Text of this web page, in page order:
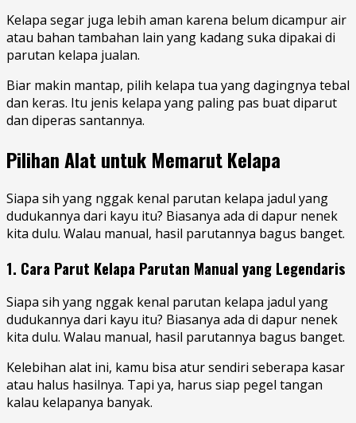
Kelapa segar juga lebih aman karena belum dicampur air
atau bahan tambahan lain yang kadang suka dipakai di
parutan kelapa jualan.
Biar makin mantap, pilih kelapa tua yang dagingnya tebal
dan keras. Itu jenis kelapa yang paling pas buat diparut
dan diperas santannya.
Pilihan Alat untuk Memarut Kelapa
Siapa sih yang nggak kenal parutan kelapa jadul yang
dudukannya dari kayu itu? Biasanya ada di dapur nenek
kita dulu. Walau manual, hasil parutannya bagus banget.
1. Cara Parut Kelapa Parutan Manual yang Legendaris
Siapa sih yang nggak kenal parutan kelapa jadul yang
dudukannya dari kayu itu? Biasanya ada di dapur nenek
kita dulu. Walau manual, hasil parutannya bagus banget.
Kelebihan alat ini, kamu bisa atur sendiri seberapa kasar
atau halus hasilnya. Tapi ya, harus siap pegel tangan
kalau kelapanya banyak.